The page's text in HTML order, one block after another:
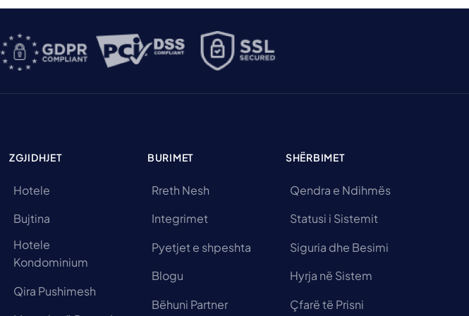
ZGJIDHJET
Hotele
Bujtina
Hotele
Kondominium
Qira Pushimesh
BURIMET
Rreth Nesh
Integrimet
Pyetjet e shpeshta
Blogu
Bëhuni Partner
SHËRBIMET
Qendra e Ndihmës
Statusi i Sistemit
Siguria dhe Besimi
Hyrja në Sistem
Çfarë të Prisni